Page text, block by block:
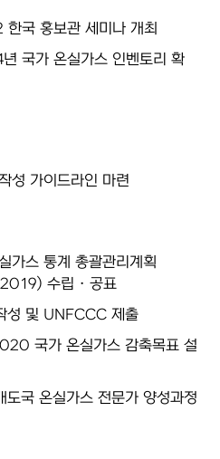
국 홍보관 세미나 개최
국가 온실가스 인벤토리 확
성 가이드라인 마련
가스 통계 총괄관리계획
수립 · 공표
성 및 UNFCCC 제출
국가 온실가스 감축목표 설
도국 온실가스 전문가 양성과정